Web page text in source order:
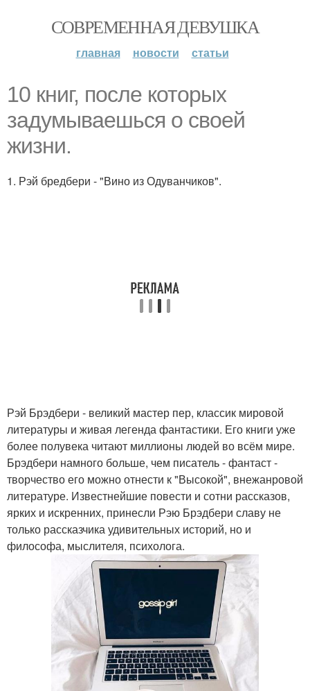
СОВРЕМЕННАЯ ДЕВУШКА
главная новости статьи
10 книг, после которых
задумываешься о своей
жизни.
1. Рэй бредбери - "Вино из Одуванчиков".
Рэй Брэдбери - великий мастер пер, классик мировой
литературы и живая легенда фантастики. Его книги уже
более полувека читают миллионы людей во всём мире.
Брэдбери намного больше, чем писатель - фантаст -
творчество его можно отнести к "Высокой", внежанровой
литературе. Известнейшие повести и сотни рассказов,
ярких и искренних, принесли Рэю Брэдбери славу не
только рассказчика удивительных историй, но и
философа, мыслителя, психолога.